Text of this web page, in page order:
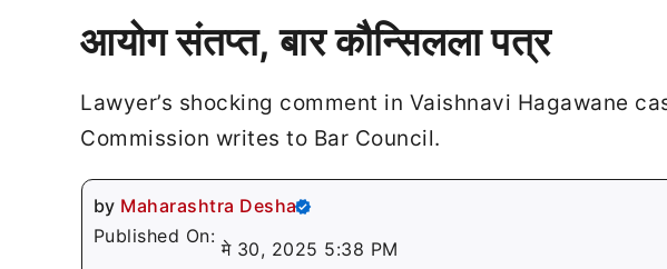
आयोग संतप्त, बार कौन्सिलला पत्र
Lawyer’s shocking comment in Vaishnavi Hagawane
Commission writes to Bar Council.
by Maharashtra Desha
Published On:
मे 30, 2025 5:38 PM